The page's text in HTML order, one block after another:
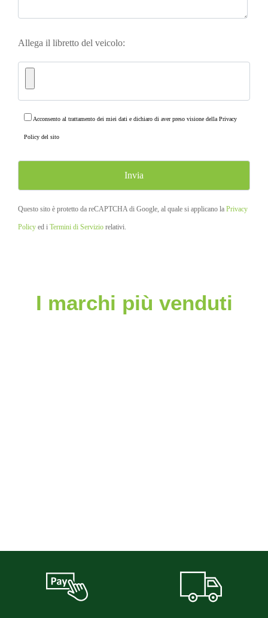
Allega il libretto del veicolo:
Acconsento al trattamento dei miei dati e dichiaro di aver preso visione dellaPrivacy
Policy del sito
Questo sito è protetto da reCAPTCHA di Google, al quale si applicano la Privacy
Policy ed i Termini di Servizio relativi.
I marchi più venduti